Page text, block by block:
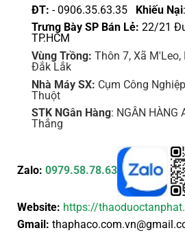
phẩm
ĐT: - 0906.35.63.35 Khiếu Nại
Trưng Bày SP Bán Lẻ: 22/21
TP.HCM
Vùng Trồng: Thôn 7, Xã M'Leo,
Đắk Lắk
Nhà Máy SX: Cụm Công
Thuột
STK NGân Hàng: NGÂN HÀNG
Thắng
Zalo: 0979.58.78.63
Website: https://
Gmail: